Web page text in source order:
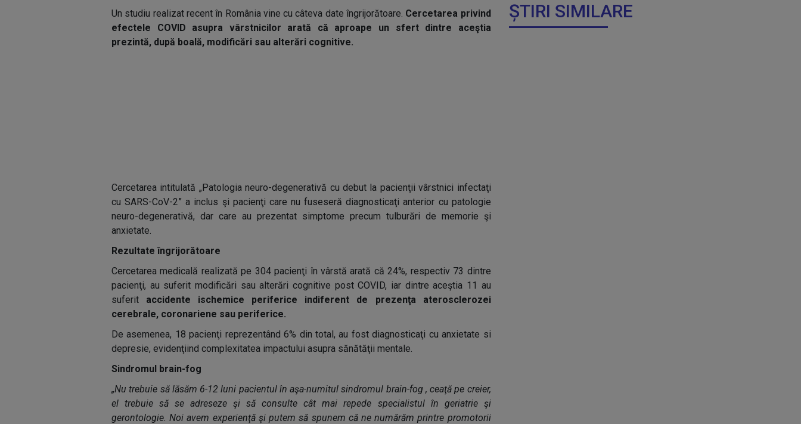
Un studiu realizat recent în România vine cu câteva date îngrijorătoare. Cercetarea privind
efectele COVID asupra vârstnicilor arată că aproape un sfert dintre aceştia
prezintă, după boală, modificări sau alterări cognitive.
Cercetarea intitulată „Patologia neuro-degenerativă cu debut la pacienţii vârstnici infectaţi
cu SARS-CoV-2” a inclus şi pacienţi care nu fuseseră diagnosticaţi anterior cu patologie
neuro-degenerativă, dar care au prezentat simptome precum tulburări de memorie şi
anxietate.
Rezultate îngrijorătoare
Cercetarea medicală realizată pe 304 pacienţi în vârstă arată că 24%, respectiv 73 dintre
pacienţi, au suferit modificări sau alterări cognitive post COVID, iar dintre aceştia 11 au
suferit accidente ischemice periferice indiferent de prezenţa aterosclerozei
cerebrale, coronariene sau periferice.
De asemenea, 18 pacienţi reprezentând 6% din total, au fost diagnosticaţi cu anxietate si
depresie, evidenţiind complexitatea impactului asupra sănătăţii mentale.
Sindromul brain-fog
„Nu trebuie să lăsăm 6-12 luni pacientul în aşa-numitul sindromul brain-fog , ceaţă pe creier,
el trebuie să se adreseze şi să consulte cât mai repede specialistul în geriatrie şi
gerontologie. Noi avem experienţă şi putem să spunem că ne numărăm printre promotorii
ȘTIRI SIMILARE